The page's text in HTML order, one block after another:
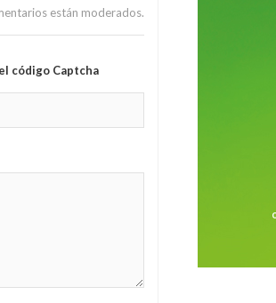
están moderados.
código Captcha